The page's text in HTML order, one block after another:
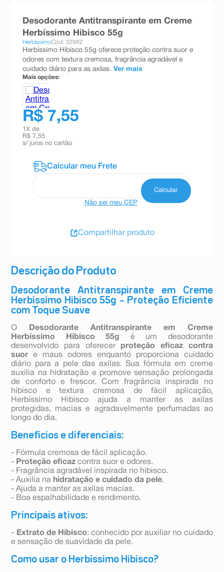
Descrição do Produto
Desodorante Antitranspirante em Creme
Herbíssimo Hibisco 55g – Proteção Eficiente
com Toque Suave
O
Desodorante Antitranspirante em Creme
Herbíssimo Hibisco 55g é um desodorante
desenvolvido para oferecer proteção eficaz contra
suore maus odores enquanto proporciona cuidado
diário para a pele das axilas. Sua fórmula em creme
auxilia na hidratação e promove sensação prolongada
de conforto e frescor. Com fragrância inspirada no
hibisco e textura cremosa de fácil aplicação,
Herbíssimo Hibisco ajuda a manter as axilas
protegidas, macias e agradavelmente perfumadas ao
longo do dia.
Benefícios e diferenciais:
- Fórmula cremosa de fácil aplicação.
- Proteção eficaz contra suor e odores.
- Fragrância agradável inspirada no hibisco.
- Auxilia na hidratação e cuidado da pele.
- Ajuda a manter as axilas macias.
- Boa espalhabilidade e rendimento.
Principais ativos:
- Extrato de Hibisco: conhecido por auxiliar no cuidado
e sensação de suavidade da pele.
Como usar o Herbíssimo Hibisco?
Desodorante Antitranspirante em Creme
Herbíssimo Hibisco 55g
HerbissimoCód: 32982
Herbíssimo Hibisco 55g oferece proteção contra suor e
odores com textura cremosa, fragrância agradável e
cuidado diário para as axilas. Ver mais
Mais opções:
R$ 7,55
1 X de
R$ 7,55
s/ juros no cartão
Não sei meu CEP
Compartilhar produto
teste gravidez
10ºesmalte